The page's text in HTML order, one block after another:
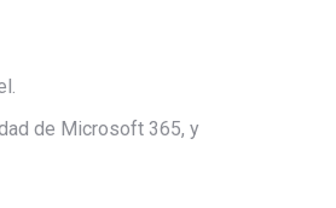
de Microsoft 365, y